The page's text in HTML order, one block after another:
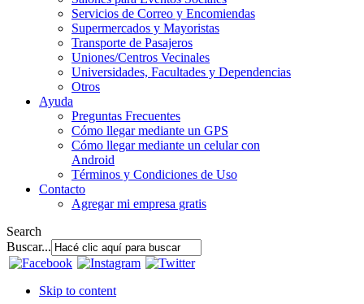
Servicios de Correo y Encomiendas
Supermercados y Mayoristas
Transporte de Pasajeros
Uniones/Centros Vecinales
Universidades, Facultades y Dependencias
Otros
Ayuda
Preguntas Frecuentes
Cómo llegar mediante un GPS
Cómo llegar mediante un celular con
Android
Términos y Condiciones de Uso
Contacto
Agregar mi empresa gratis
Search
Buscar...
Skip to content